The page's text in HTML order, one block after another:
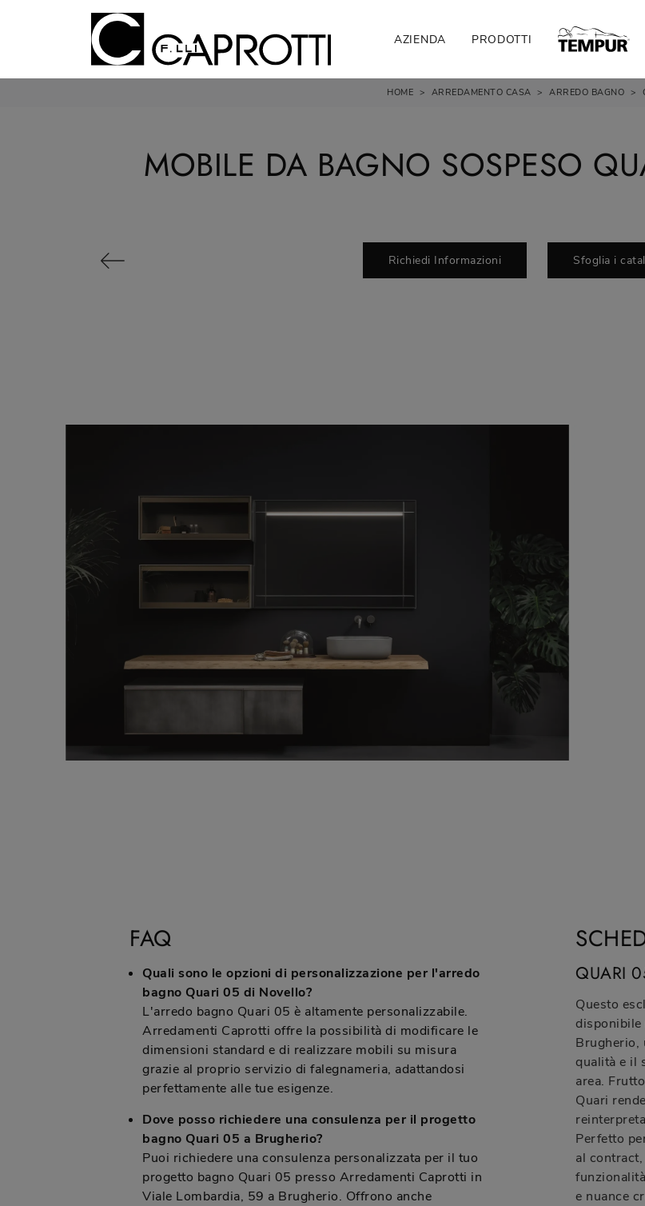
AZIENDA PRODOTTI
HOME > ARREDAMENTO CASA > ARREDO BAGNO >
MOBILE DA BAGNO SOSPESO
Richiedi Informazioni Sfoglia i
FAQ
Quali sono le opzioni di personalizzazione per l'arredo
bagno Quari 05 di Novello?
L'arredo bagno Quari 05 è altamente personalizzabile.
Arredamenti Caprotti offre la possibilità di modificare le
dimensioni standard e di realizzare mobili su misura
grazie al proprio servizio di falegnameria, adattandosi
perfettamente alle tue esigenze.
Dove posso richiedere una consulenza per il progetto
bagno Quari 05 a Brugherio?
Puoi richiedere una consulenza personalizzata per il tuo
progetto bagno Quari 05 presso Arredamenti Caprotti in
Viale Lombardia, 59 a Brugherio. Offrono anche
QUARI
Questo
Brugherio,
qualità e il
area.
Quari
Perfetto
al
e nuance